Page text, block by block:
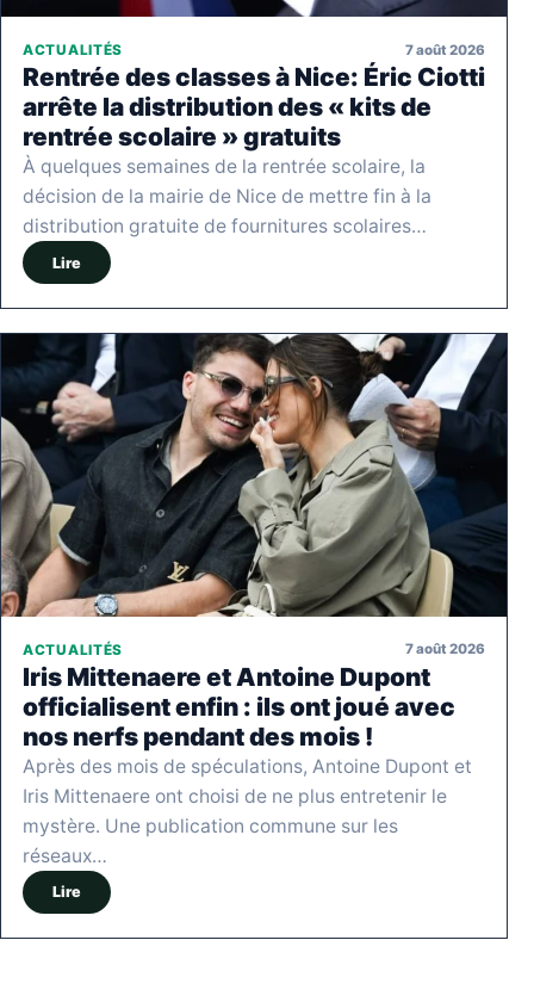
ACTUALITÉS 7 août 2026
Rentrée des classes à Nice: Éric Ciotti
arrête la distribution des « kits de
rentrée scolaire » gratuits
À quelques semaines de la rentrée scolaire, la
décision de la mairie de Nice de mettre fin à la
distribution gratuite de fournitures scolaires…
Lire
ACTUALITÉS 7 août 2026
Iris Mittenaere et Antoine Dupont
officialisent enfin : ils ont joué avec
nos nerfs pendant des mois !
Après des mois de spéculations, Antoine Dupont et
Iris Mittenaere ont choisi de ne plus entretenir le
mystère. Une publication commune sur les
réseaux…
Lire